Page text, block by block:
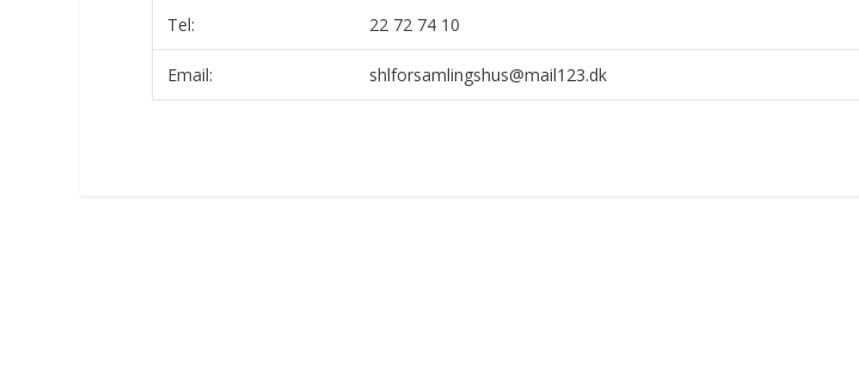
Tel:
22 72 74 10
Email: shlforsamlingshus@mail123.dk